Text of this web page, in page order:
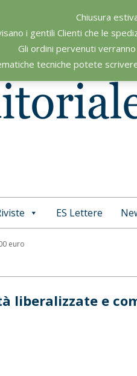
Chiusura
i gentili Clienti che le
Gli ordini pervenuti
tecniche potete
ES Lettere
euro
liberalizzate e